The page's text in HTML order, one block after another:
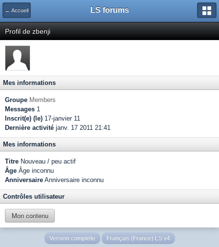
← Accueil LS forums
Profil de zbenji
Mes informations
Groupe Members
Messages 1
Inscrit(e) (le) 17-janvier 11
Dernière activité janv. 17 2011 21:41
Mes informations
Titre Nouveau / peu actif
Âge Âge inconnu
Anniversaire Anniversaire inconnu
Contrôles utilisateur
Mon contenu
Version complète Français (France) LS v4